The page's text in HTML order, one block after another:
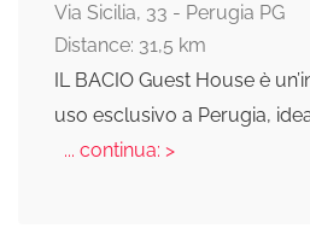
Via Sicilia, 33 - Perugia PG
Distance: 31,5 km
IL BACIO Guest House è
uso esclusivo a Perugia,
... continua: >